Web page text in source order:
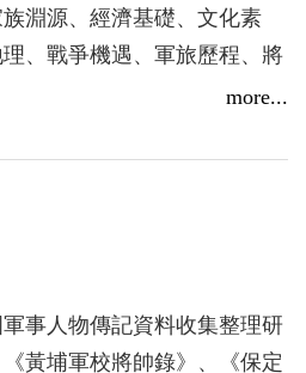
淵源、經濟基礎、文化素
、戰爭機遇、軍旅歷程、將
歸宿及歷史詮釋等全方位、
三百十五名黃埔二期生傳記
樣貌，是研究中國國民黨、
事的重要著作。
more...
事人物傳記資料收集整理研
黃埔軍校將帥錄》、《保定